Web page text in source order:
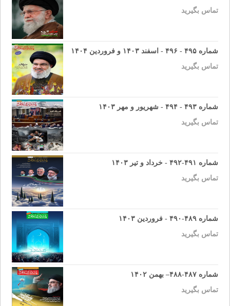
تماس بگیرید
شماره ۴۹۵ - ۴۹۶ - اسفند ۱۴۰۳ و فروردین ۱۴۰۴
تماس بگیرید
شماره ۴۹۳ - ۴۹۴ - شهریور و مهر ۱۴۰۳
تماس بگیرید
شماره ۴۹۱-۴۹۲ - خرداد و تیر ۱۴۰۳
تماس بگیرید
شماره ۴۸۹-۴۹۰ - فروردین ۱۴۰۳
تماس بگیرید
شماره ۴۸۷-۴۸۸– بهمن ۱۴۰۲
تماس بگیرید